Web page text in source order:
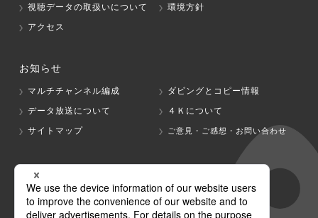
視聴データの取扱いについて
環境方針
アクセス
お知らせ
マルチチャンネル編成
ダビングとコピー情報
データ放送について
４Ｋについて
サイトマップ
ご意見・ご感想・お問い合わせ
グループ会社
テレビ朝日 テレ朝チャンネル